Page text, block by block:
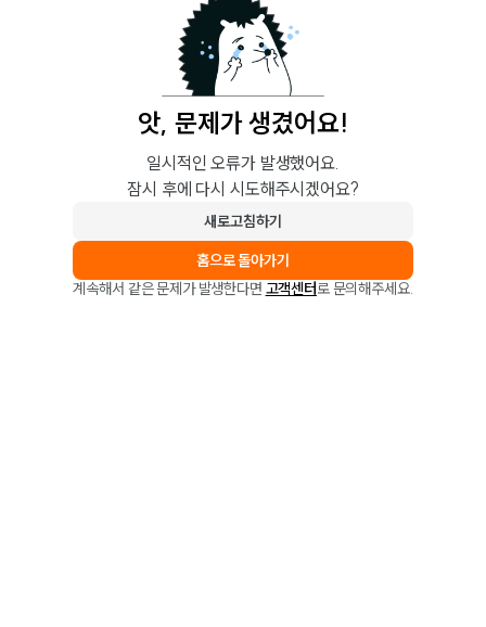
앗, 문제가 생겼어요!
일시적인 오류가 발생했어요.
잠시 후에 다시 시도해주시겠어요?
새로고침하기
홈으로 돌아가기
계속해서 같은 문제가 발생한다면 고객센터로 문의해주세요.